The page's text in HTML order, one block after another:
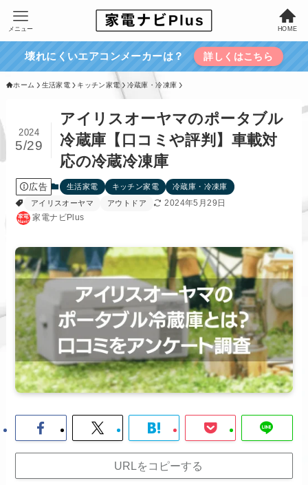
HOME
メニュー
壊れにくいエアコンメーカーは？ 詳しくはこちら
ホーム 生活家電 キッチン家電 冷蔵庫・冷凍庫
アイリスオーヤマのポータブル
冷蔵庫【口コミや評判】車載対
応の冷蔵冷凍庫
2024
5/29
広告 生活家電 キッチン家電
冷蔵庫・冷凍庫
アイリスオーヤマ
アウトドア
2024年5月29日
家電ナビPlus
URLをコピーする